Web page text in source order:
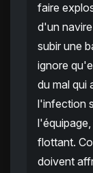
faire
d'un
subir une
ignore
du mal qui
l'infection
flottant.
doivent